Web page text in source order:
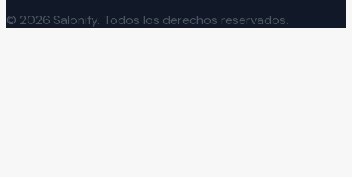
© 2026 Salonify. Todos los derechos reservados.